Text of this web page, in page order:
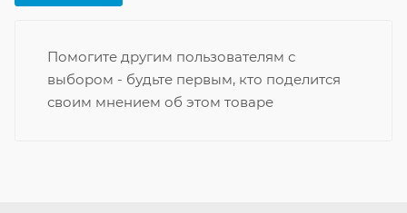
Помогите другим пользователям с
выбором - будьте первым, кто поделится
своим мнением об этом товаре